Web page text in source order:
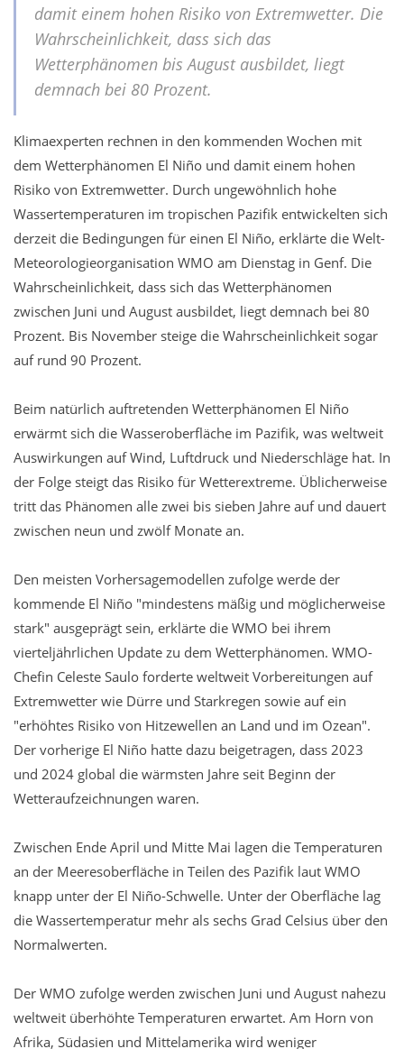
damit einem hohen Risiko von Extremwetter. Die
Wahrscheinlichkeit, dass sich das
Wetterphänomen bis August ausbildet, liegt
demnach bei 80 Prozent.
Klimaexperten rechnen in den kommenden Wochen mit
dem Wetterphänomen El Niño und damit einem hohen
Risiko von Extremwetter. Durch ungewöhnlich hohe
Wassertemperaturen im tropischen Pazifik entwickelten sich
derzeit die Bedingungen für einen El Niño, erklärte die Welt-
Meteorologieorganisation WMO am Dienstag in Genf. Die
Wahrscheinlichkeit, dass sich das Wetterphänomen
zwischen Juni und August ausbildet, liegt demnach bei 80
Prozent. Bis November steige die Wahrscheinlichkeit sogar
auf rund 90 Prozent.
Beim natürlich auftretenden Wetterphänomen El Niño
erwärmt sich die Wasseroberfläche im Pazifik, was weltweit
Auswirkungen auf Wind, Luftdruck und Niederschläge hat. In
der Folge steigt das Risiko für Wetterextreme. Üblicherweise
tritt das Phänomen alle zwei bis sieben Jahre auf und dauert
zwischen neun und zwölf Monate an.
Den meisten Vorhersagemodellen zufolge werde der
kommende El Niño "mindestens mäßig und möglicherweise
stark" ausgeprägt sein, erklärte die WMO bei ihrem
vierteljährlichen Update zu dem Wetterphänomen. WMO-
Chefin Celeste Saulo forderte weltweit Vorbereitungen auf
Extremwetter wie Dürre und Starkregen sowie auf ein
"erhöhtes Risiko von Hitzewellen an Land und im Ozean".
Der vorherige El Niño hatte dazu beigetragen, dass 2023
und 2024 global die wärmsten Jahre seit Beginn der
Wetteraufzeichnungen waren.
Zwischen Ende April und Mitte Mai lagen die Temperaturen
an der Meeresoberfläche in Teilen des Pazifik laut WMO
knapp unter der El Niño-Schwelle. Unter der Oberfläche lag
die Wassertemperatur mehr als sechs Grad Celsius über den
Normalwerten.
Der WMO zufolge werden zwischen Juni und August nahezu
weltweit überhöhte Temperaturen erwartet. Am Horn von
Afrika, Südasien und Mittelamerika wird weniger